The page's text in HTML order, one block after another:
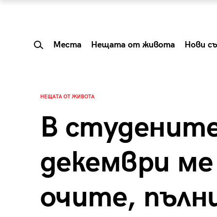
Места Нещата от живота Нови
НЕЩАТА ОТ ЖИВОТА
В
декември
очите,Summer Prelude: как